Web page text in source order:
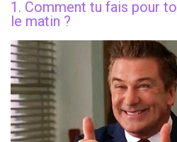
1. Comment tu fais pour
le matin ?